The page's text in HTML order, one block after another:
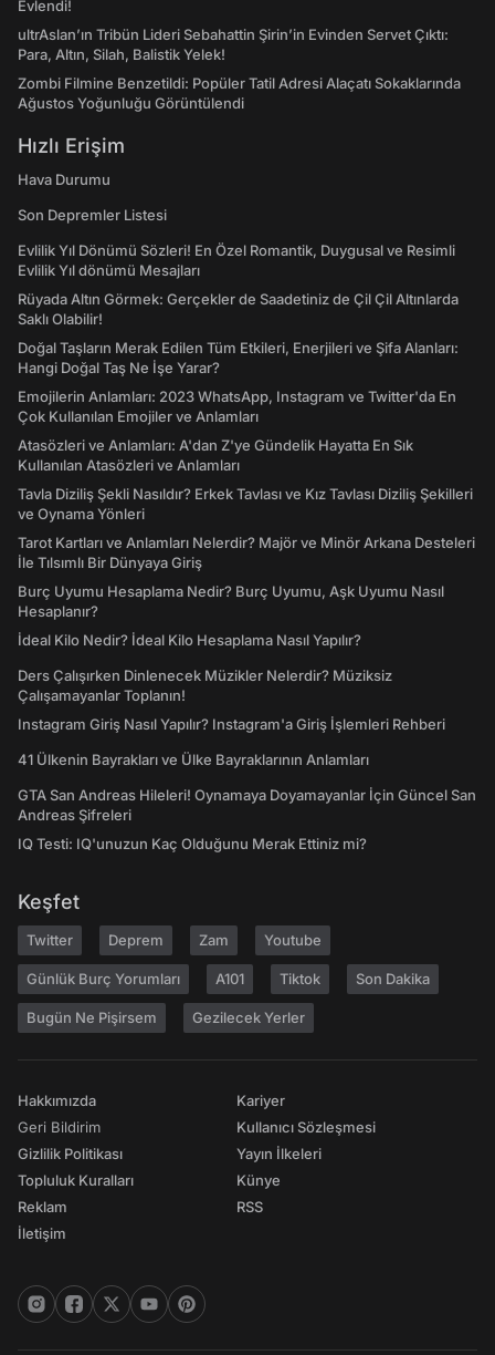
Evlendi!
ultrAslan’ın Tribün Lideri Sebahattin Şirin’in Evinden Servet Çıktı:
Para, Altın, Silah, Balistik Yelek!
Zombi Filmine Benzetildi: Popüler Tatil Adresi Alaçatı Sokaklarında
Ağustos Yoğunluğu Görüntülendi
Hızlı Erişim
Hava Durumu
Son Depremler Listesi
Evlilik Yıl Dönümü Sözleri! En Özel Romantik, Duygusal ve Resimli
Evlilik Yıl dönümü Mesajları
Rüyada Altın Görmek: Gerçekler de Saadetiniz de Çil Çil Altınlarda
Saklı Olabilir!
Doğal Taşların Merak Edilen Tüm Etkileri, Enerjileri ve Şifa Alanları:
Hangi Doğal Taş Ne İşe Yarar?
Emojilerin Anlamları: 2023 WhatsApp, Instagram ve Twitter'da En
Çok Kullanılan Emojiler ve Anlamları
Atasözleri ve Anlamları: A'dan Z'ye Gündelik Hayatta En Sık
Kullanılan Atasözleri ve Anlamları
Tavla Diziliş Şekli Nasıldır? Erkek Tavlası ve Kız Tavlası Diziliş Şekilleri
ve Oynama Yönleri
Tarot Kartları ve Anlamları Nelerdir? Majör ve Minör Arkana Desteleri
İle Tılsımlı Bir Dünyaya Giriş
Burç Uyumu Hesaplama Nedir? Burç Uyumu, Aşk Uyumu Nasıl
Hesaplanır?
İdeal Kilo Nedir? İdeal Kilo Hesaplama Nasıl Yapılır?
Ders Çalışırken Dinlenecek Müzikler Nelerdir? Müziksiz
Çalışamayanlar Toplanın!
Instagram Giriş Nasıl Yapılır? Instagram'a Giriş İşlemleri Rehberi
41 Ülkenin Bayrakları ve Ülke Bayraklarının Anlamları
GTA San Andreas Hileleri! Oynamaya Doyamayanlar İçin Güncel San
Andreas Şifreleri
IQ Testi: IQ'unuzun Kaç Olduğunu Merak Ettiniz mi?
Keşfet
Twitter Deprem Zam Youtube
Günlük Burç Yorumları A101 Tiktok Son Dakika
Bugün Ne Pişirsem Gezilecek Yerler
Hakkımızda
Geri Bildirim
Gizlilik Politikası
Topluluk Kuralları
Reklam
İletişim
Kariyer
Kullanıcı Sözleşmesi
Yayın İlkeleri
Künye
RSS